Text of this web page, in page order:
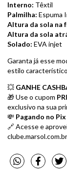
Interno: Têxtil
Palmilha: Espuma
Altura da sola na
Altura da sola
Solado: EVA injet
Garanta já esse
estilo
💥 GANHE
🎁 Use o cupom
exclusivo na sua
💸 Pagando no
🔗 Acesse e
clube.marsol.com.br